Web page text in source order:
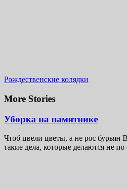
Рождественские колядки
More Stories
Уборка на памятнике
Чтоб цвели цветы, а не рос бурьян
такие дела, которые делаются не по